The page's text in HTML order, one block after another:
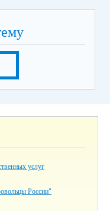
услуг
России"